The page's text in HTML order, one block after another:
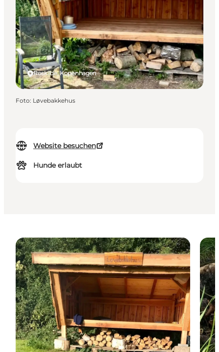
Website besuchen
Hunde erlaubt
Roskilde, Kopenhagen
Foto: Løvebakkehus